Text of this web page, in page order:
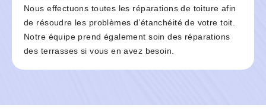
Nous effectuons toutes les réparations de toiture afin
de résoudre les problèmes d’étanchéité de votre toit.
Notre équipe prend également soin des réparations
des terrasses si vous en avez besoin.